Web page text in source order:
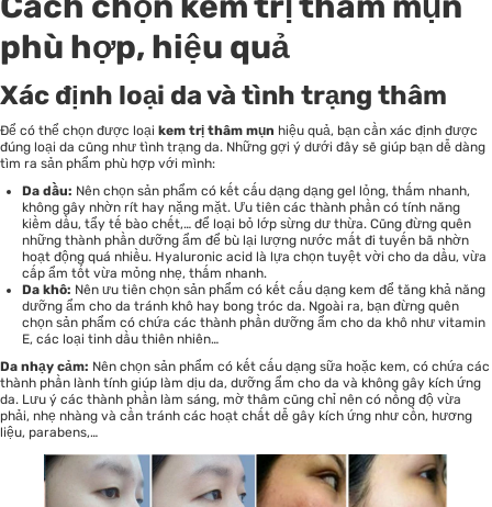
phù hợp, hiệu quả
Xác định loại da và tình trạng thâm
Để có thể chọn được loại kem trị thâm mụn hiệu quả, bạn cần xác định được
đúng loại da cũng như tình trạng da. Những gợi ý dưới đây sẽ giúp bạn dễ dàng
tìm ra sản phẩm phù hợp với mình:
Da dầu: Nên chọn sản phẩm có kết cấu dạng dạng gel lỏng, thấm nhanh,
không gây nhờn rít hay nặng mặt. Ưu tiên các thành phần có tính năng
kiềm dầu, tẩy tế bào chết,… để loại bỏ lớp sừng dư thừa. Cũng đừng quên
những thành phần dưỡng ẩm để bù lại lượng nước mất đi tuyến bã nhờn
hoạt động quá nhiều. Hyaluronic acid là lựa chọn tuyệt vời cho da dầu, vừa
cấp ẩm tốt vừa mỏng nhẹ, thấm nhanh.
Da khô: Nên ưu tiên chọn sản phẩm có kết cấu dạng kem để tăng khả năng
dưỡng ẩm cho da tránh khô hay bong tróc da. Ngoài ra, bạn đừng quên
chọn sản phẩm có chứa các thành phần dưỡng ẩm cho da khô như vitamin
E, các loại tinh dầu thiên nhiên…
Da nhạy cảm: Nên chọn sản phẩm có kết cấu dạng sữa hoặc kem, có chứa các
thành phần lành tính giúp làm dịu da, dưỡng ẩm cho da và không gây kích ứng
da. Lưu ý các thành phần làm sáng, mờ thâm cũng chỉ nên có nồng độ vừa
phải, nhẹ nhàng và cần tránh các hoạt chất dễ gây kích ứng như cồn, hương
liệu, parabens,…